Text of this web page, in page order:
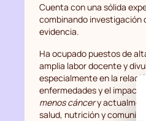
Cuenta con una sólida
combinando investigación
evidencia.
Ha ocupado puestos de
amplia labor docente y
especialmente en la
enfermedades y el
menos cáncery
salud, nutrición y